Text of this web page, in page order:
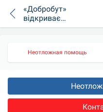
«Добробут»
відкриває
стаціонар для
Неотложная помощь